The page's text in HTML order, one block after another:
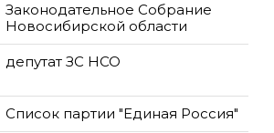
Законодательное Собрание
Новосибирской области
депутат ЗС НСО
Список партии "Единая Россия"